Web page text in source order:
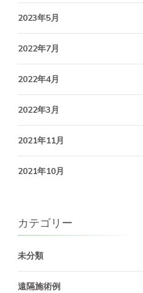
2023年5月
2022年7月
2022年4月
2022年3月
2021年11月
2021年10月
カテゴリー
未分類
遠隔施術例